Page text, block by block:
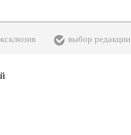
выбор редакции